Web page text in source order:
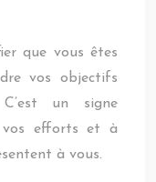
que vous êtes
vos objectifs
un signe
vos efforts et à
à vous.